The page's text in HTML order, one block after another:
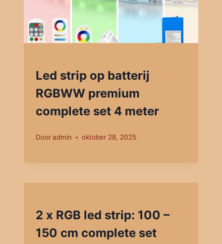
Led strip op batterij
RGBWW premium
complete set 4 meter
Dooradmin oktober 28, 2025
2 x RGB led strip: 100 –
150 cm complete set